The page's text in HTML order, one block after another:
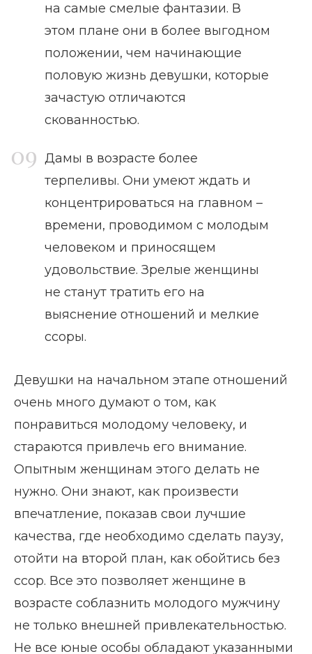
на самые смелые фантазии. В
этом плане они в более выгодном
положении, чем начинающие
половую жизнь девушки, которые
зачастую отличаются
скованностью.
Дамы в возрасте более
терпеливы. Они умеют ждать и
концентрироваться на главном –
времени, проводимом с молодым
человеком и приносящем
удовольствие. Зрелые женщины
не станут тратить его на
выяснение отношений и мелкие
ссоры.
Девушки на начальном этапе отношений
очень много думают о том, как
понравиться молодому человеку, и
стараются привлечь его внимание.
Опытным женщинам этого делать не
нужно. Они знают, как произвести
впечатление, показав свои лучшие
качества, где необходимо сделать паузу,
отойти на второй план, как обойтись без
ссор. Все это позволяет женщине в
возрасте соблазнить молодого мужчину
не только внешней привлекательностью.
Не все юные особы обладают указанными